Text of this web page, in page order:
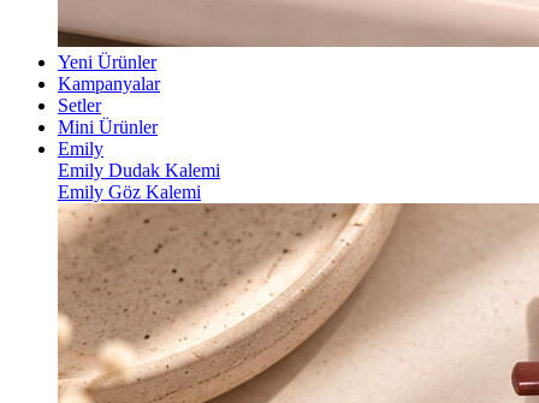
Yeni Ürünler
Kampanyalar
Setler
Mini Ürünler
Emily
Emily Dudak Kalemi
Emily Göz Kalemi